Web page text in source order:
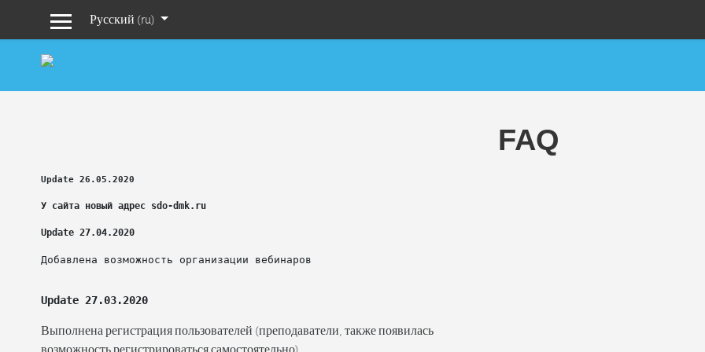
Боковая панель
Русский ‎(ru)‎
FAQ
Update 26.05.2020
У сайта новый адрес sdo-dmk.ru
Update 27.04.2020
Добавлена возможность организации вебинаров
Update 27.03.2020
Выполнена регистрация пользователей (преподаватели, также появилась